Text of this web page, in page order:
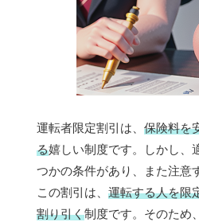
運転者限定割引は、 保険料を
る嬉しい制度です。しかし、
つかの条件があり、また注意
この割引は、 運転する人を限
割り引く制度です。そのため